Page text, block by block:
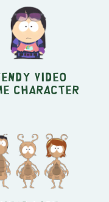
Video
Character